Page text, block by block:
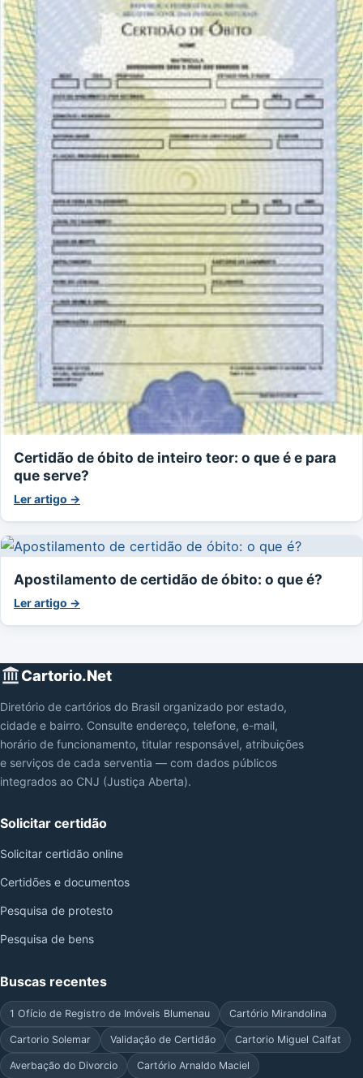
Certidão de óbito de inteiro teor: o que é e para
que serve?
Ler artigo →
Apostilamento de certidão de óbito: o que é?
Ler artigo →
Cartorio.Net
Diretório de cartórios do Brasil organizado por estado,
cidade e bairro. Consulte endereço, telefone, e-mail,
horário de funcionamento, titular responsável, atribuições
e serviços de cada serventia — com dados públicos
integrados ao CNJ (Justiça Aberta).
Solicitar certidão
Solicitar certidão online
Certidões e documentos
Pesquisa de protesto
Pesquisa de bens
Buscas recentes
1 Ofício de Registro de Imóveis Blumenau Cartório Mirandolina
Cartorio Solemar Validação de Certidão Cartorio Miguel Calfat
Averbação do Divorcio Cartório Arnaldo Maciel